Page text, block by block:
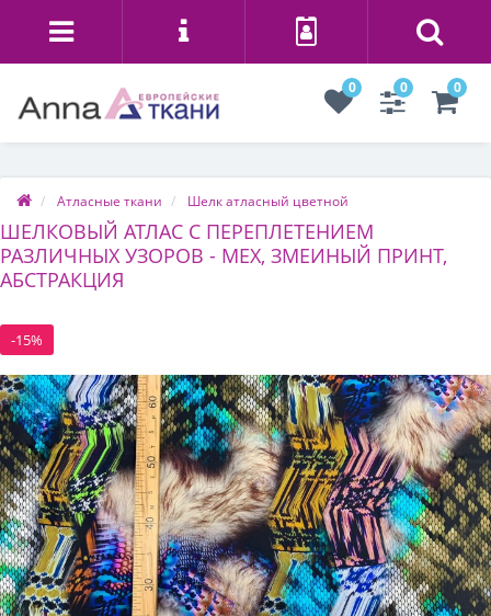
0 0 0
Атласные ткани Шелк атласный цветной
ШЕЛКОВЫЙ АТЛАС С ПЕРЕПЛЕТЕНИЕМ
РАЗЛИЧНЫХ УЗОРОВ - МЕХ, ЗМЕИНЫЙ ПРИНТ,
АБСТРАКЦИЯ
-15%